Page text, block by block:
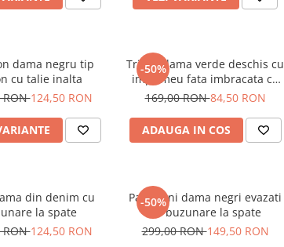
dama negru tip
cu talie inalta
RON124,50 RON
-50%
Tricou dama verde deschis cu
imprimeu fata imbracata cu
alb si inghetata in mana
169,00 RON84,50 RON
ADAUGA IN COS
din denim cu
la spate
RON124,50 RON
-50%
Pantaloni dama negri evazati
cu buzunare la spate
299,00 RON149,50 RON